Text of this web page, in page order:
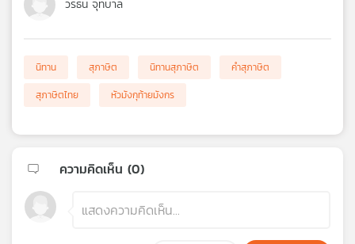
วรธน จุทบาล
นิทาน สุภาษิต นิทานสุภาษิต
คำสุภาษิต
สุภาษิตไทย
หัวมังกุท้ายมังกร
ความคิดเห็น (0)